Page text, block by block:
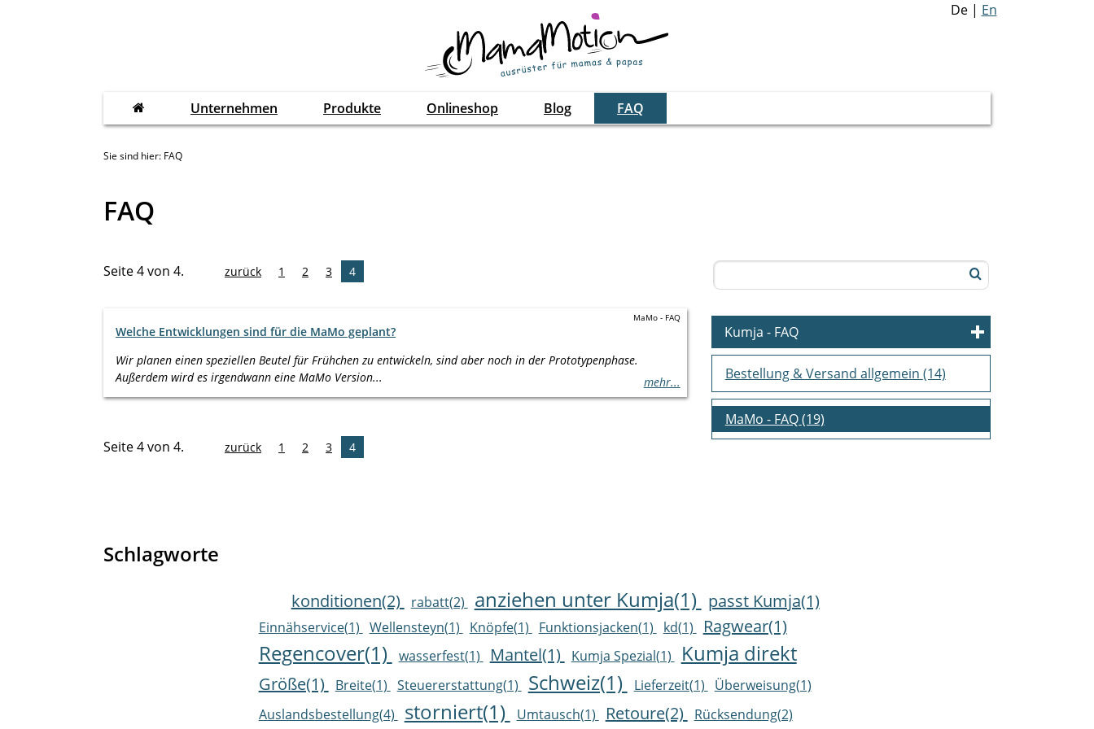
De| En
Unternehmen Produkte Onlineshop Blog FAQ
Sie sind hier: FAQ
FAQ
Kumja - FAQ
Erste Hilfe(10)
Verbindung zur Jacke &
Kompatabilitätsfragen(26)
Lang, eng, kurz - wie sitzt die
Jackenerweiterung?(10)
Bestellung & Versand allgemein (14)
MaMo - FAQ(19)
Seite 4 von 4. zurück 1 2 3 4
MaMo - FAQ
Welche Entwicklungen sind für die MaMo geplant?
Wir planen einen speziellen Beutel für Frühchen zu entwickeln, sind aber noch in der Prototypenphase.
Außerdem wird es irgendwann eine MaMo Version...
mehr...
Seite 4 von 4. zurück 1 2 3 4
Schlagworte
konditionen(2) rabatt(2) anziehen unter Kumja(1) passt Kumja(1)
Einnähservice(1) Wellensteyn(1) Knöpfe(1) Funktionsjacken(1) kd(1) Ragwear(1)
Regencover(1) wasserfest(1) Mantel(1) Kumja Spezial(1) Kumja direkt
Größe(1) Breite(1) Steuererstattung(1) Schweiz(1) Lieferzeit(1)
Überweisung(1)
Auslandsbestellung(4)
storniert(1) Umtausch(1) Retoure(2) Rücksendung(2)